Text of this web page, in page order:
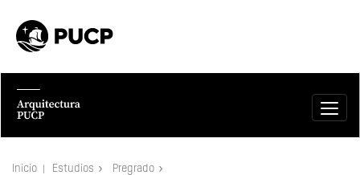
Inicio Estudios Pregrado